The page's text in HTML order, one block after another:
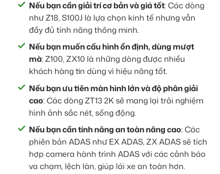
Nếu bạn cần giải trí cơ bản và giá tốt: Các dòng
như Z18, S100J là lựa chọn kinh tế nhưng vẫn
đầy đủ tính năng thông minh.
Nếu bạn muốn cấu hình ổn định, dùng mượt
mà: Z100, ZX10 là những dòng được nhiều
khách hàng tin dùng vì hiệu năng tốt.
Nếu bạn ưu tiên màn hình lớn và độ phân giải
cao: Các dòng ZT13 2K sẽ mang lại trải nghiệm
hình ảnh sắc nét, sống động.
Nếu bạn cần tính năng an toàn nâng cao: Các
phiên bản ADAS như EX ADAS, ZX ADAS sẽ tích
hợp camera hành trình ADAS với các cảnh báo
va chạm, lệch làn, giúp lái xe an toàn hơn.